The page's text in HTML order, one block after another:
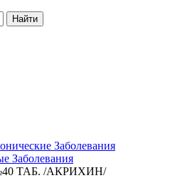
Найти
Заболевания
Заболевания
ТАБ. /АКРИХИН/